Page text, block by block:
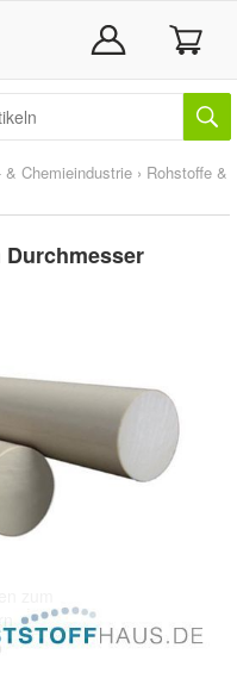
& Chemieindustrie › Rohstoffe &
Durchmesser